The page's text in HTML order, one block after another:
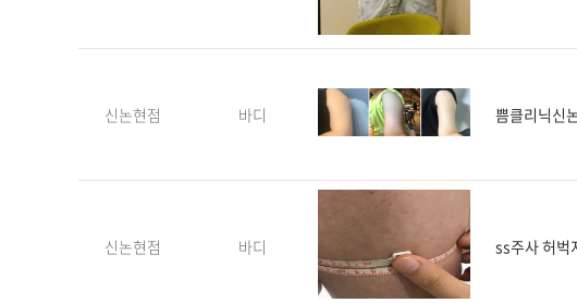
신논현점 바디 쁨클리닉신
신논현점 바디 ss주사 허벅